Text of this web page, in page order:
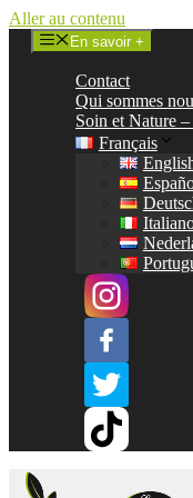
Aller au contenu
En savoir +
Contact
Qui sommes
Soin et Nature
Français